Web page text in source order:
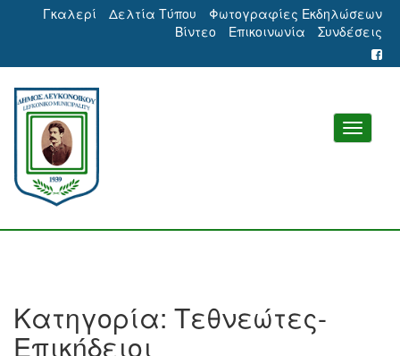
Γκαλερί Δελτία Τύπου
Φωτογραφίες Εκδηλώσεων
Βίντεο
Επικοινωνία Συνδέσεις
Κατηγορία: Τεθνεώτες-
Επικήδειοι